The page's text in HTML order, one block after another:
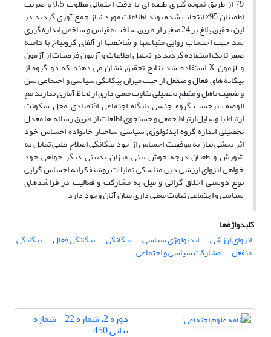
79 از طریق نمونه گیری طبقه ای با دقت احتمالی مطلوب 0،5 و ضریب
اطمینان 95% انتخاب شده بوند اطلاعات مورد نیاز جمع آوری گردید در
این تحقیق بالغ بر 24 متغیر از طریق ساخت مقیاس و شاخص اندازه گیری
شد جهت احتساب روایی مقیاسها و شاخصها از آلفای کرونباخ با دامنه
صفر تا یک استفاده گردید در تحلیل اطلاعات و آزمون فرضیات از آزمون
و آزمون X استفاده شد نتایج تحقیق نشان می دهند که دو گروه از
بیگانه های فعال و منفعل از حیث میزان بیگانگی سیاسی و اجتماعی سن
و ضعیت تاهل و مقطع تحصیلی تفاوت معنی داری از لحاظ آماری ندارند مع
الوصف برحسب گروه جنسی پایگاه اجتماعی اقتصادی محل سکونت
ارتباط با وسایل ارتباط جمعی و جستجوی اطلعات از طریق رسانه ها معدل
تحصیلی اندازه گروه ایدئولوژی سیاسی ساختار خانواده احساس خود
اثر بخشی نیاز به موفقیت احساس از خود بیگانگی اصلاح طلبی تمایل به
شورش و طغیان درجه خوش بینی میزان بدبینی دیگر خواهی خود
خواهی انزوای ارزشی دین مناسکی تمایلات روشنفکرانه احساس گرایی
نوع دوستی اخلاق گرائی و میل به مشارکت و فعالیت در فراشدهای
سیاسی و اجتماعی تفاوت معنی داری میان آنان وجود دارد
کلیدواژه‌ها
انزوای ارزشی
ایدئولوژی سیاسی بیگانگی بیگانگی فعال بیگانگی
منفعل مشارکت سیاسی و اجتماعی
دوره 2، شماره 22 - شماره
پیاپی 450